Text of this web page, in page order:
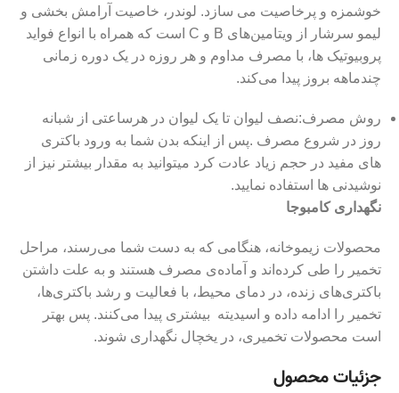
خوشمزه و پرخاصیت می سازد. لوندر، خاصیت آرامش بخشی و
لیمو سرشار از ویتامین‌های B و C است که همراه با انواع فواید
پروبیوتیک ها، با مصرف مداوم و هر روزه در یک دوره زمانی
چندماهه بروز پیدا می‌کند.
روش مصرف:نصف لیوان تا یک لیوان در هرساعتی از شبانه
روز در شروع مصرف .پس از اینکه بدن شما به ورود باکتری
های مفید در حجم زیاد عادت کرد میتوانید به مقدار بیشتر نیز از
نوشیدنی ها استفاده نمایید.
نگهداری کامبوجا
محصولات زیموخانه، هنگامی که به دست شما می‌رسند، مراحل
تخمیر را طی کرده‌اند و آماده‌ی مصرف هستند و به علت داشتن
باکتری‌های زنده، در دمای محیط، با فعالیت و رشد باکتری‌ها،
تخمیر را ادامه داده و اسیدیته بیشتری پیدا می‌کنند. پس بهتر
است محصولات تخمیری، در یخچال نگهداری شوند.
جزئیات محصول